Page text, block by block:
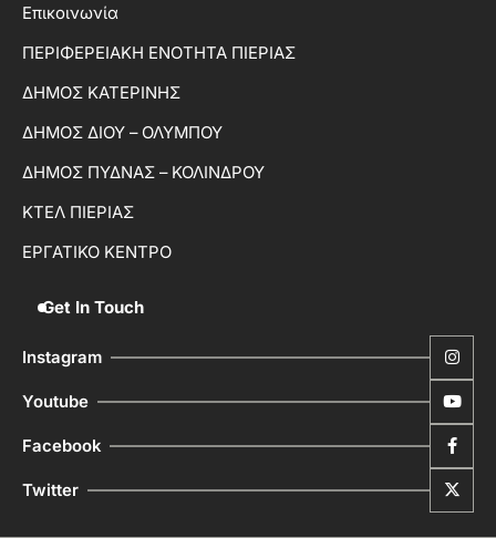
Επικοινωνία
ΠΕΡΙΦΕΡΕΙΑΚΗ ΕΝΟΤΗΤΑ ΠΙΕΡΙΑΣ
ΔΗΜΟΣ ΚΑΤΕΡΙΝΗΣ
ΔΗΜΟΣ ΔΙΟΥ – ΟΛΥΜΠΟΥ
ΔΗΜΟΣ ΠΥΔΝΑΣ – ΚΟΛΙΝΔΡΟΥ
ΚΤΕΛ ΠΙΕΡΙΑΣ
ΕΡΓΑΤΙΚΟ ΚΕΝΤΡΟ
Get In Touch
Instagram
Youtube
Facebook
Twitter